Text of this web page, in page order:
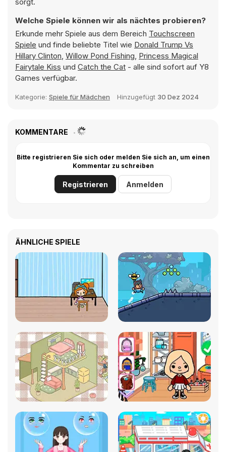
Welche Spiele können wir als nächtes probieren?
Erkunde mehr Spiele aus dem Bereich Touchscreen
Spiele und finde beliebte Titel wie Donald Trump Vs
Hillary Clinton, Willow Pond Fishing, Princess Magical
Fairytale Kiss und Catch the Cat - alle sind sofort auf Y8
Games verfügbar.
Kategorie: Spiele für Mädchen Hinzugefügt 30 Dez 2024
KOMMENTARE
Bitte registrieren Sie sich oder melden Sie sich an, um einen
Kommentar zu schreiben
Registrieren Anmelden
ÄHNLICHE SPIELE